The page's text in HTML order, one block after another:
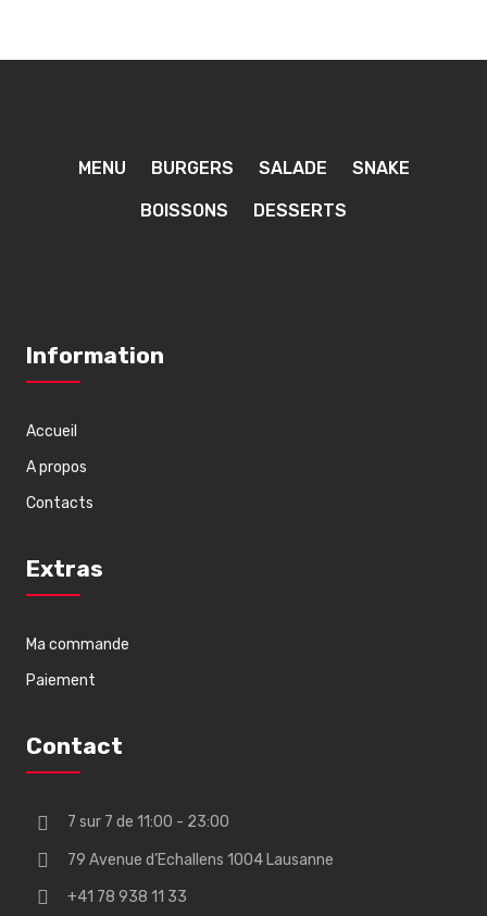
MENU BURGERS SALADE SNAKE
BOISSONS DESSERTS
Information
Accueil
A propos
Contacts
Extras
Ma commande
Paiement
Contact
7 sur 7 de 11:00 - 23:00
79 Avenue d’Echallens 1004 Lausanne
+41 78 938 11 33